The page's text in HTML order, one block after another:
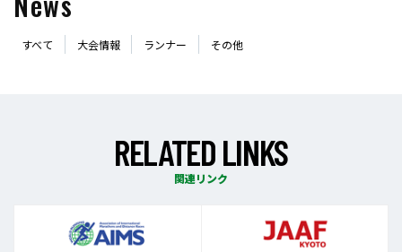
すべて 大会情報 ランナー その他
RELATEDLINKS
関連リンク